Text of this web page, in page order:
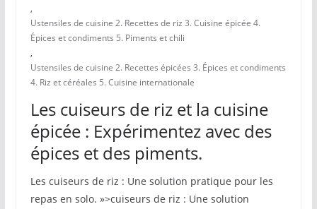
,
Ustensiles de cuisine 2. Recettes de riz 3. Cuisine épicée 4.
Épices et condiments 5. Piments et chili
,
Ustensiles de cuisine 2. Recettes épicées 3. Épices et condiments
4. Riz et céréales 5. Cuisine internationale
Les cuiseurs de riz et la cuisine
épicée : Expérimentez avec des
épices et des piments.
Les cuiseurs de riz : Une solution pratique pour les
repas en solo. »>cuiseurs de riz : Une solution